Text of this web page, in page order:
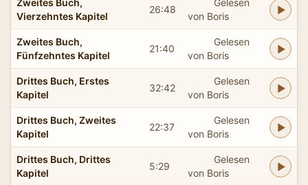
Vierzehntes Kapitel
26:48
von Boris
Zweites Buch,
Fünfzehntes Kapitel
21:40
Gelesen
von Boris
Drittes Buch, Erstes
Kapitel
32:42
Gelesen
von Boris
Drittes Buch, Zweites
Kapitel
22:37
Gelesen
von Boris
Drittes Buch, Drittes
Kapitel
5:29
Gelesen
von Boris